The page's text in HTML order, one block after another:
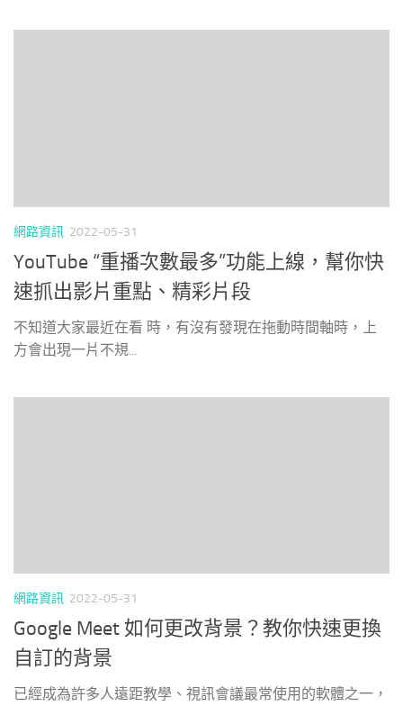
網路資訊 2022-05-31
YouTube “重播次數最多”功能上線，幫你快
速抓出影片重點、精彩片段
不知道大家最近在看 時，有沒有發現在拖動時間軸時，上
方會出現一片不規...
網路資訊 2022-05-31
Google Meet 如何更改背景？教你快速更換
自訂的背景
已經成為許多人遠距教學、視訊會議最常使用的軟體之一，